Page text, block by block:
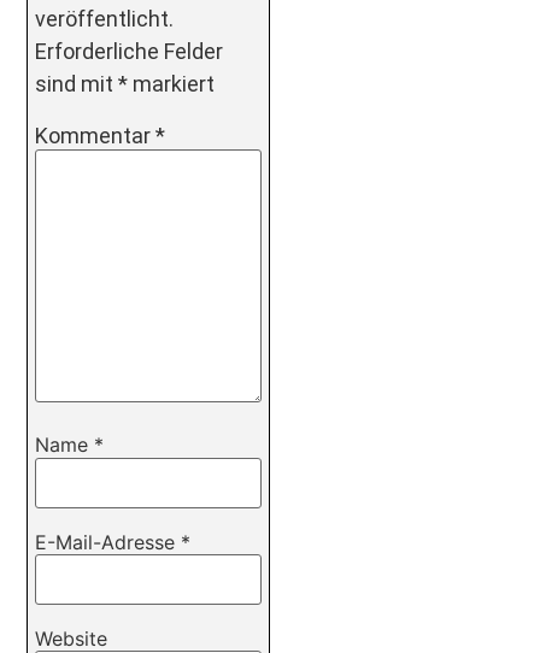
veröffentlicht.
Erforderliche Felder
sind mit* markiert
Kommentar*
Name *
E-Mail-Adresse *
Website